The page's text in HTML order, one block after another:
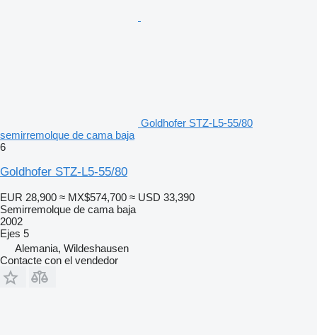
Goldhofer STZ-L5-55/80
semirremolque de cama baja
6
Goldhofer STZ-L5-55/80
EUR 28,900 ≈ MX$574,700 ≈ USD 33,390
Semirremolque de cama baja
2002
Ejes 5
Alemania, Wildeshausen
Contacte con el vendedor